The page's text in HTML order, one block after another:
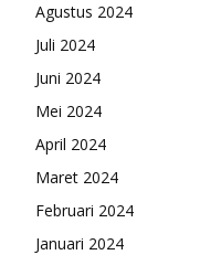
Agustus 2024
Juli 2024
Juni 2024
Mei 2024
April 2024
Maret 2024
Februari 2024
Januari 2024